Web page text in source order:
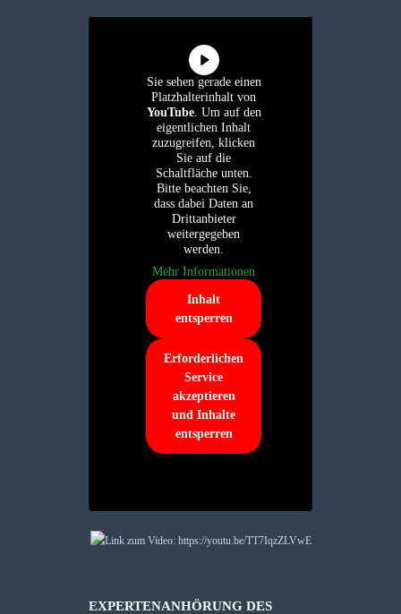
Sie sehen gerade einen
Platzhalterinhalt von
YouTube. Um auf den
eigentlichen Inhalt
zuzugreifen, klicken
Sie auf die
Schaltfläche unten.
Bitte beachten Sie,
dass dabei Daten an
Drittanbieter
weitergegeben
werden.
Mehr Informationen
Inhalt
entsperren
Erforderlichen
Service
akzeptieren
und Inhalte
entsperren
EXPERTENANHÖRUNG DES